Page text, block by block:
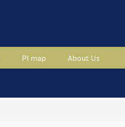
PI map About Us